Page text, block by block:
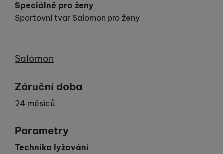
Speciálně pro ženy
Sportovní tvar Salomon pro ženy
Výrobce
Salomon
Záruční doba
24 měsíců
Parametry
Technika lyžování